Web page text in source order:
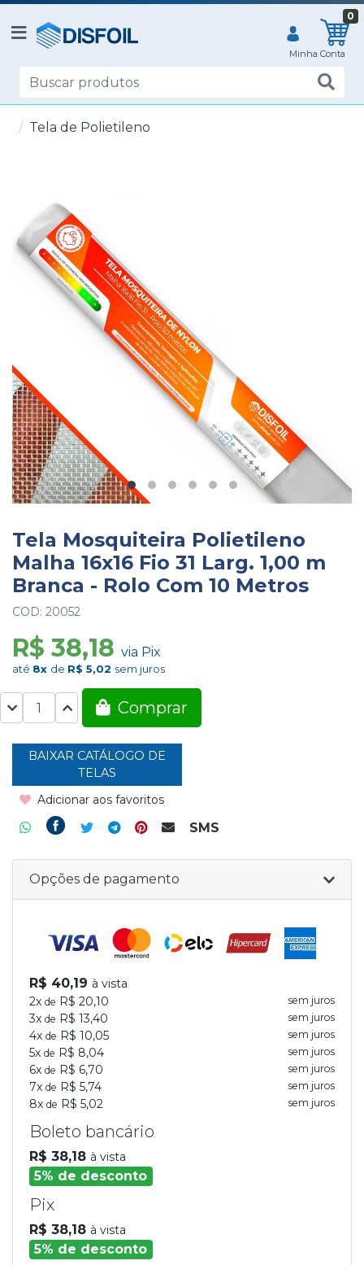
0
Tela de Polietileno
Tela Mosquiteira Polietileno
Malha 16x16 Fio 31 Larg. 1,00 m
Branca - Rolo Com 10 Metros
COD: 20052
até 8x de R$ 5,02 sem juros
R$ 38,18 via Pix
Comprar
BAIXAR CATÁLOGO DE
TELAS
Adicionar aos favoritos
SMS
Opções de pagamento
R$ 40,19 à vista
2x de R$ 20,10 sem juros
3x de R$ 13,40 sem juros
4x de R$ 10,05 sem juros
5x de R$ 8,04 sem juros
6x de R$ 6,70 sem juros
7x de R$ 5,74 sem juros
8x de R$ 5,02 sem juros
Boleto bancário
R$ 38,18 à vista
5% de desconto
Pix
R$ 38,18 à vista
5% de desconto